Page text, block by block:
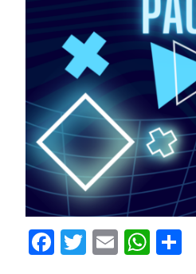
Facebook
Twitter
Email